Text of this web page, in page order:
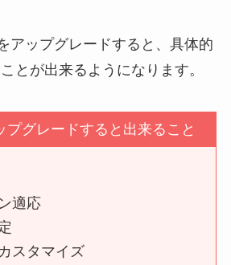
アップグレードすると、具体的
とが出来るようになります。
プグレードすると出来ること
適応
スタマイズ